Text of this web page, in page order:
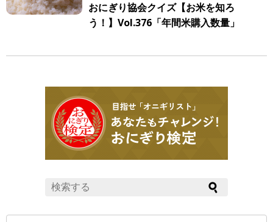
おにぎり協会クイズ【お米を知ろ
う！】Vol.376「年間米購入数量」